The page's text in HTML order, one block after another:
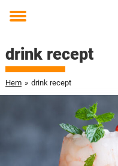
Toggle
drink recept
Hem » drink recept